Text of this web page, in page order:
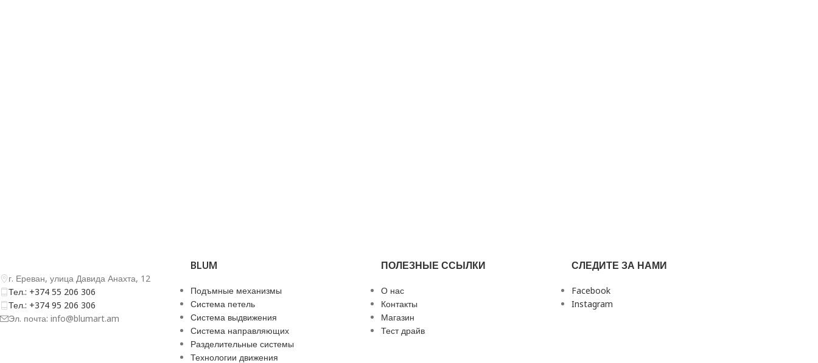
г. Ереван, улица Давида Анахта, 12
Тел.: +374 55 206 306
Тел.: +374 95 206 306
Эл. почта: info@blumart.am
BLUM
Подъмные механизмы
Система петель
Система выдвижения
Система направляющих
Разделительные системы
Технологии движения
ПОЛЕЗНЫЕ ССЫЛКИ
О нас
Контакты
Магазин
Тест драйв
СЛЕДИТЕ ЗА НАМИ
Facebook
Instagram